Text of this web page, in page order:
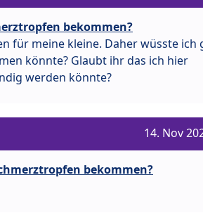
bekommen?
für meine kleine. Daher wüsste ich
könnte? Glaubt ihr das ich hier
werden könnte?
14. Nov
bekommen?